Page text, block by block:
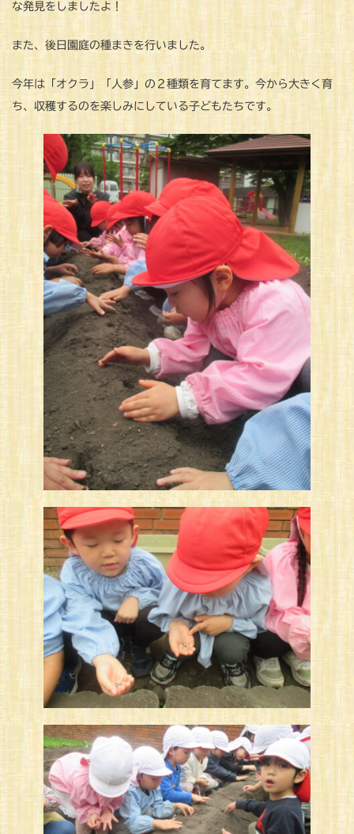
な発見をしましたよ！
また、後日園庭の種まきを行いました。
今年は「オクラ」「人参」の２種類を育てます。今から大きく育
ち、収穫するのを楽しみにしている子どもたちです。